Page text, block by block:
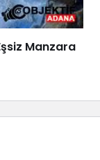
Manzara